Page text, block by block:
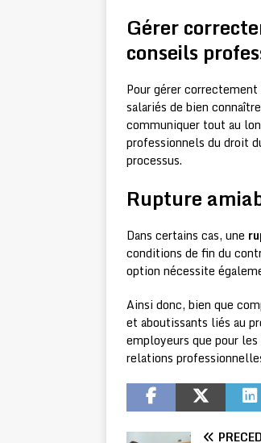
Gérer
conseils
Pour gérer
salariés de bien
communiquer tout au
professionnels du droit
processus.
Rupture
Dans certains cas, une
conditions de fin du
option nécessite
Ainsi donc, bien que
et aboutissants liés au
employeurs que pour
relations